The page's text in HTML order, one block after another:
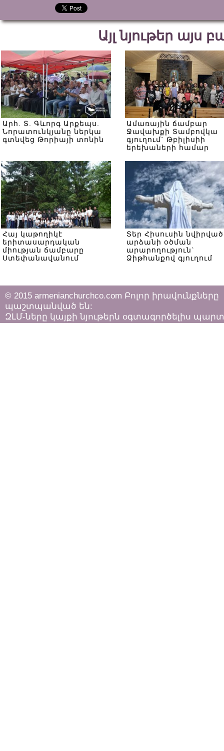
Այլ նյութեր այս
Արհ. Տ. Գևորգ Արքեպս.
Նորատունկյանը ներկա
գտնվեց Թորիայի տոնին
Ամառային ճամբար
Ջավախքի Տամբովկա
գյուղում` Թբիլիսիի
երեխաների համար
Հայ կաթողիկէ
երիտասարդական
միության ճամբարը
Ստեփանավանում
Տեր Հիսուսին նվիրված
արձանի օծման
արարողություն`
Ձիթհանքով գյուղում
© 2015 armenianchurchco.com Բոլոր իրավունքները
պաշտպանված են:
ԶԼՄ-ները կայքի նյութերն օգտագործելիս